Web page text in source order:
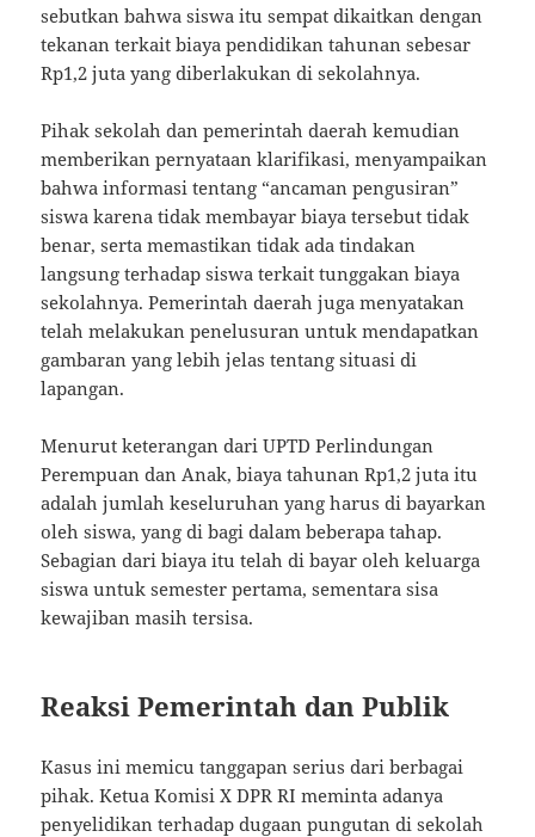
sebutkan bahwa siswa itu sempat dikaitkan dengan
tekanan terkait biaya pendidikan tahunan sebesar
Rp1,2 juta yang diberlakukan di sekolahnya.
Pihak sekolah dan pemerintah daerah kemudian
memberikan pernyataan klarifikasi, menyampaikan
bahwa informasi tentang “ancaman pengusiran”
siswa karena tidak membayar biaya tersebut tidak
benar, serta memastikan tidak ada tindakan
langsung terhadap siswa terkait tunggakan biaya
sekolahnya. Pemerintah daerah juga menyatakan
telah melakukan penelusuran untuk mendapatkan
gambaran yang lebih jelas tentang situasi di
lapangan.
Menurut keterangan dari UPTD Perlindungan
Perempuan dan Anak, biaya tahunan Rp1,2 juta itu
adalah jumlah keseluruhan yang harus di bayarkan
oleh siswa, yang di bagi dalam beberapa tahap.
Sebagian dari biaya itu telah di bayar oleh keluarga
siswa untuk semester pertama, sementara sisa
kewajiban masih tersisa.
Reaksi Pemerintah dan Publik
Kasus ini memicu tanggapan serius dari berbagai
pihak. Ketua Komisi X DPR RI meminta adanya
penyelidikan terhadap dugaan pungutan di sekolah